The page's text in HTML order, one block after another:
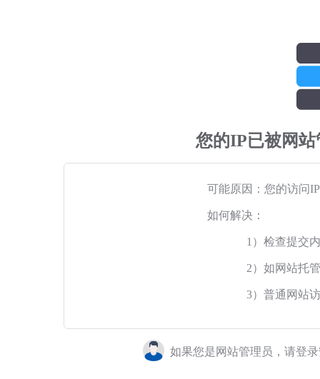
您的IP已被网
可能原因：您的访问
如何解决：
1）检查提交
2）如网站托
3）普通网站
如果您是网站管理员，请登